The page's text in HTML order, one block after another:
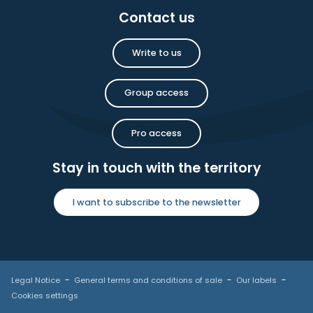
Contact us
Write to us
Group access
Pro access
Stay in touch with the territory
I want to subscribe to the newsletter
Legal Notice General terms and conditions of sale
Our labels
Cookies settings